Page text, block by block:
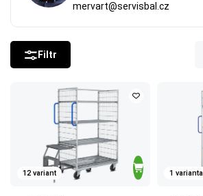
mervart@servisbal.cz
Filtr
12 variant 1 varianta